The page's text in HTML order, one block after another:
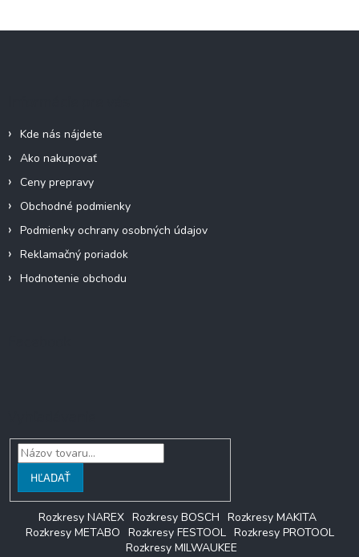
Kde nás nájdete
Ako nakupovať
Ceny prepravy
Obchodné podmienky
Podmienky ochrany osobných údajov
Reklamačný poriadok
Hodnotenie obchodu
HĽADAŤ
Rozkresy NAREX Rozkresy BOSCH Rozkresy MAKITA
Rozkresy METABO Rozkresy FESTOOL Rozkresy PROTOOL
Rozkresy MILWAUKEE